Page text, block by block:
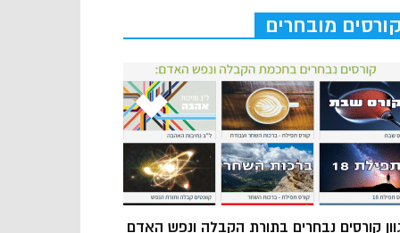
קורסים מובחרים
קורסים נבחרים בתורת הקבלה ונפש האדם